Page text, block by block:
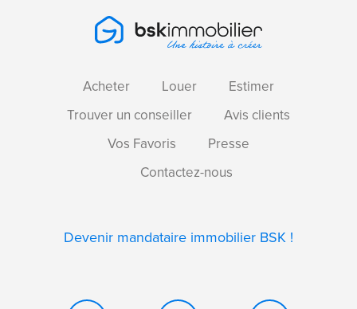
Acheter Louer
Estimer
Trouver un conseiller
Avis clients
Vos Favoris
Presse
Contactez-nous
Devenir mandataire immobilier BSK !